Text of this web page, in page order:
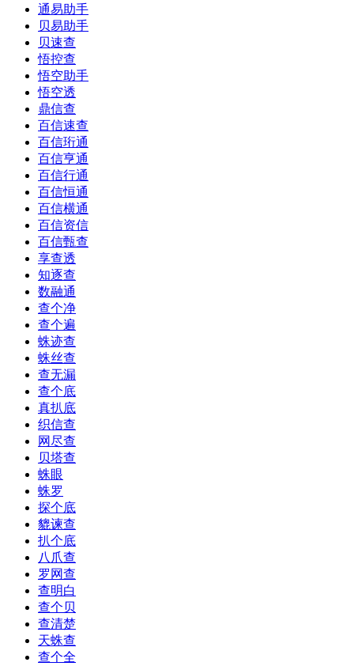
通易助手
贝易助手
贝速查
悟控查
悟空助手
悟空透
鼎信查
百信速查
百信珩通
百信亨通
百信行通
百信恒通
百信横通
百信资信
百信甄查
享查透
知逐查
数融通
查个净
查个遍
蛛迹查
蛛丝查
查无漏
查个底
真扒底
织信查
网尽查
贝塔查
蛛眼
蛛罗
探个底
貔谏查
扒个底
八爪查
罗网查
查明白
查个贝
查清楚
天蛛查
查个全